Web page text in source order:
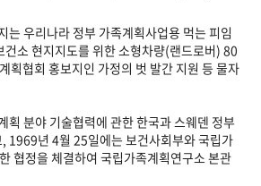
기록물 행정박물 영상 기록물
는 50년 50+1주년 광장
우리나라 정부 가족계획사업용 먹는 피임
건소 현지지도를 위한 소형차량(랜드로버) 80
획협회 홍보지인 가정의 벗 발간 지원 등 물자
획 분야 기술협력에 관한 한국과 스웨덴 정부
, 1969년 4월 25일에는 보건사회부와 국립가
협정을 체결하여 국립가족계획연구소 본관